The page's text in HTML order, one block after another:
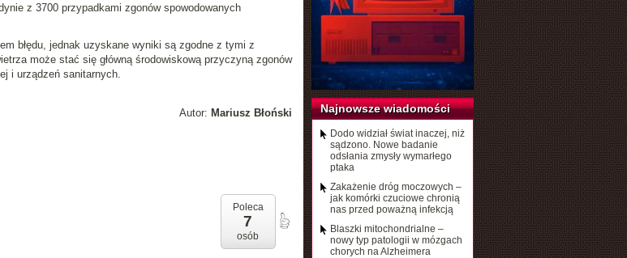
z 3700 przypadkami zgonów spowodowanych
błędu, jednak uzyskane wyniki są zgodne z tymi z
może stać się główną środowiskową przyczyną zgonów
i urządzeń sanitarnych.
Autor: Mariusz Błoński
Poleca
7
osób
Najnowsze wiadomości
Dodo widział świat inaczej, niż
sądzono. Nowe badanie
odsłania zmysły wymarłego
ptaka
Zakażenie dróg moczowych –
jak komórki czuciowe chronią
nas przed poważną infekcją
Blaszki mitochondrialne –
nowy typ patologii w mózgach
chorych na Alzheimera